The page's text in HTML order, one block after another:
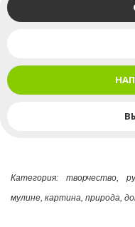
Категория: творчество,
мулине, картина, природа,